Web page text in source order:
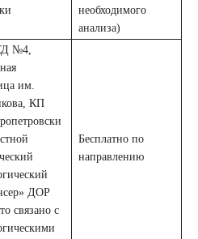
необходимого
анализа)
№4,
им.
КП
ДОР
связано с
Бесплатно по
направлению